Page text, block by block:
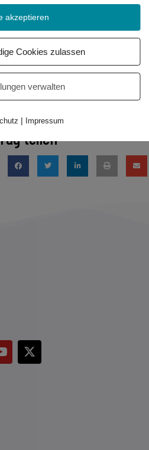
verschiedenster
werden.
| krone.at
EKH / Gebärdenwelt.TV
teilen
akzeptieren
Cookies zulassen
verwalten
| Impressum